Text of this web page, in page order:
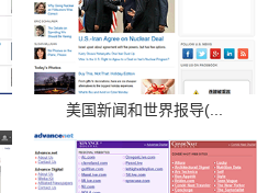
美国新闻和世界报导(...